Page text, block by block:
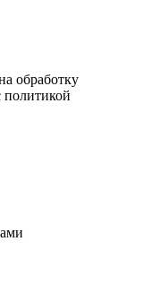
обработку
политикой